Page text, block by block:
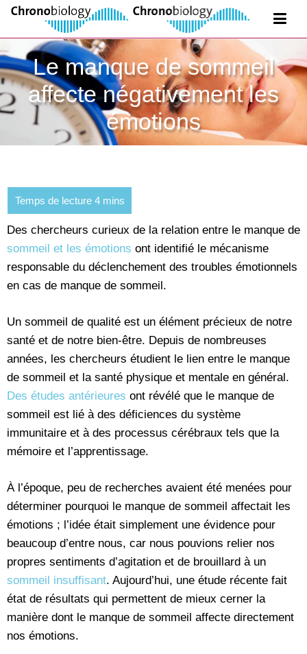
Le manque de sommeil
affecte négativement les
émotions
Des chercheurs curieux de la relation entre le manque de
sommeil et les émotions ont identifié le mécanisme
responsable du déclenchement des troubles émotionnels
en cas de manque de sommeil.
Un sommeil de qualité est un élément précieux de notre
santé et de notre bien-être. Depuis de nombreuses
années, les chercheurs étudient le lien entre le manque
de sommeil et la santé physique et mentale en général.
Des études antérieures ont révélé que le manque de
sommeil est lié à des déficiences du système
immunitaire et à des processus cérébraux tels que la
mémoire et l’apprentissage.
À l’époque, peu de recherches avaient été menées pour
déterminer pourquoi le manque de sommeil affectait les
émotions ; l’idée était simplement une évidence pour
beaucoup d’entre nous, car nous pouvions relier nos
propres sentiments d’agitation et de brouillard à un
sommeil insuffisant. Aujourd’hui, une étude récente fait
état de résultats qui permettent de mieux cerner la
manière dont le manque de sommeil affecte directement
nos émotions.